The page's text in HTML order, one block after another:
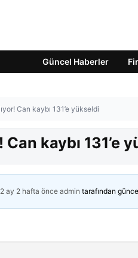
Güncel Haberler
Can kaybı 131’e yükseldi
Can kaybı 131’e
2 ay 2 hafta önce admin tarafından